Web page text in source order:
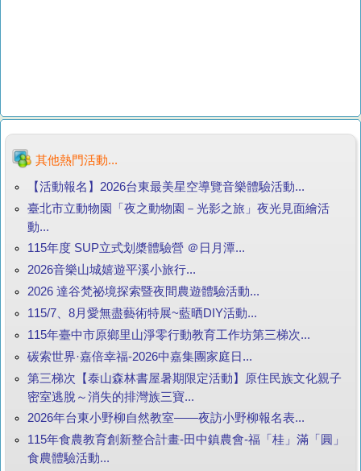
其他熱門活動...
【活動報名】2026台東最美星空導覽音樂體驗活動...
臺北市立動物園「夜之動物園－光影之旅」夜光見面繪活
動...
115年度 SUP立式划槳體驗營 ＠日月潭...
2026音樂山城嬉遊平溪小旅行...
2026 達谷梵祕境探索暨夜間農遊體驗活動...
115/7、8月愛無盡藝術特展~藍晒DIY活動...
115年臺中市原鄉里山淨零行動教育工作坊第三梯次...
碳索世界·嘉倍幸福-2026中嘉集團家庭日...
第三梯次【泰山森林書屋暑期限定活動】原住民族文化親子
密室逃脫～消失的排灣族三寶...
2026年台東小野柳自然教室——夜訪小野柳報名表...
115年食農教育創新整合計畫-田中鎮農會-福「桂」滿「圓」
食農體驗活動...